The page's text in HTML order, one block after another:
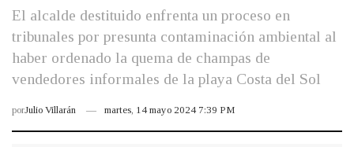
El alcalde destituido enfrenta un proceso en
tribunales por presunta contaminación ambiental al
haber ordenado la quema de champas de
vendedores informales de la playa Costa del Sol
porJulio Villarán martes, 14 mayo 2024 7:39 PM